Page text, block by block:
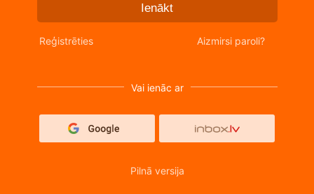
Ienākt
Reģistrēties Aizmirsi paroli?
Vai ienāc ar
Pilnā versija